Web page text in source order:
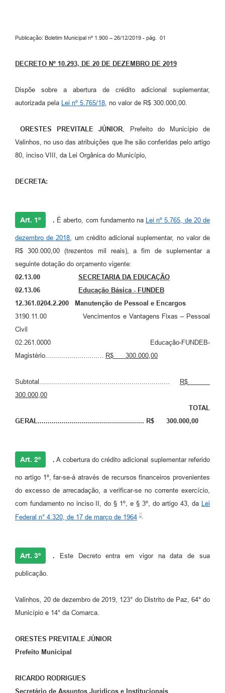
Carta de Serviços
Turismo
Galeria de Vídeos
Projetos
Contas Públicas
Editais
Serviços Online
Telefones Úteis
Enquete
Agenda
Contato
Publicação: Boletim Municipal nº 1.900 – 26/12/2019 - pág. 01
DECRETO Nº 10.293, DE 20 DE DEZEMBRO DE 2019
Dispõe sobre a abertura de crédito adicional suplementar,
autorizada pela Lei nº 5.765/18, no valor de R$ 300.000,00.
ORESTES PREVITALE JÚNIOR, Prefeito do Município de
Valinhos, no uso das atribuições que lhe são conferidas pelo artigo
80, inciso VIII, da Lei Orgânica do Município,
DECRETA:
Art. 1º . É aberto, com fundamento na Lei nº 5.765, de 20 de
dezembro de 2018, um crédito adicional suplementar, no valor de
R$ 300.000,00 (trezentos mil reais), a fim de suplementar a
seguinte dotação do orçamento vigente:
02.13.00 SECRETARIA DA EDUCAÇÃO
02.13.06
Educação Básica - FUNDEB
12.361.0204.2.200 Manutenção de Pessoal e Encargos
3190.11.00 Vencimentos e Vantagens Fixas – Pessoal
Civil
02.261.0000 Educação-FUNDEB-
Magistério............................. R$ 300.000,00
Subtotal.................................................................
R$
300.000,00
TOTAL
GERAL..................................................... R$ 300.000,00
Art. 2º . A cobertura do crédito adicional suplementar referido
no artigo 1º, far-se-á através de recursos financeiros provenientes
do excesso de arrecadação, a verificar-se no corrente exercício,
com fundamento no inciso II, do § 1º, e § 3º, do artigo 43, da Lei
Federal n° 4.320, de 17 de março de 1964
.
Art. 3º . Este Decreto entra em vigor na data de sua
publicação.
Valinhos, 20 de dezembro de 2019, 123° do Distrito de Paz, 64° do
Município e 14° da Comarca.
ORESTES PREVITALE JÚNIOR
Prefeito Municipal
RICARDO RODRIGUES
Secretário de Assuntos Jurídicos e Institucionais